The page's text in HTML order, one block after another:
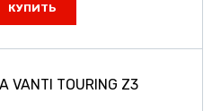
КУПИТЬ
VANTI TOURING Z3